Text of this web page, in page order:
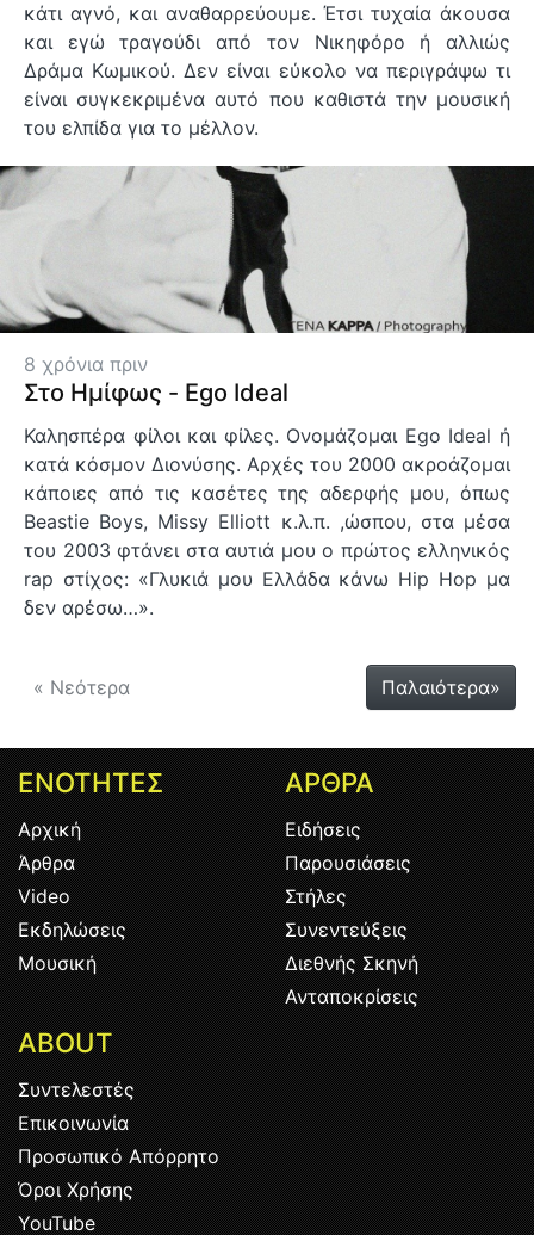
κάτι αγνό, και αναθαρρεύουμε. Έτσι τυχαία άκουσα
και εγώ τραγούδι από τον Νικηφόρο ή αλλιώς
Δράμα Κωμικού. Δεν είναι εύκολο να περιγράψω τι
είναι συγκεκριμένα αυτό που καθιστά την μουσική
του ελπίδα για το μέλλον.
8 χρόνια πριν
Στο Ημίφως - Ego Ideal
Καλησπέρα φίλοι και φίλες. Ονομάζομαι Ego Ideal ή
κατά κόσμον Διονύσης. Αρχές του 2000 ακροάζομαι
κάποιες από τις κασέτες της αδερφής μου, όπως
Beastie Boys, Missy Elliott κ.λ.π. ,ώσπου, στα μέσα
του 2003 φτάνει στα αυτιά μου ο πρώτος ελληνικός
rap στίχος: «Γλυκιά μου Ελλάδα κάνω Hip Hop μα
δεν αρέσω…».
« Νεότερα Παλαιότερα»
ΕΝΟΤΗΤΕΣ
Αρχική
Άρθρα
Video
Εκδηλώσεις
Μουσική
ΑΡΘΡΑ
Ειδήσεις
Παρουσιάσεις
Στήλες
Συνεντεύξεις
Διεθνής Σκηνή
Ανταποκρίσεις
ABOUT
Συντελεστές
Επικοινωνία
Προσωπικό Απόρρητο
Όροι Χρήσης
YouTube